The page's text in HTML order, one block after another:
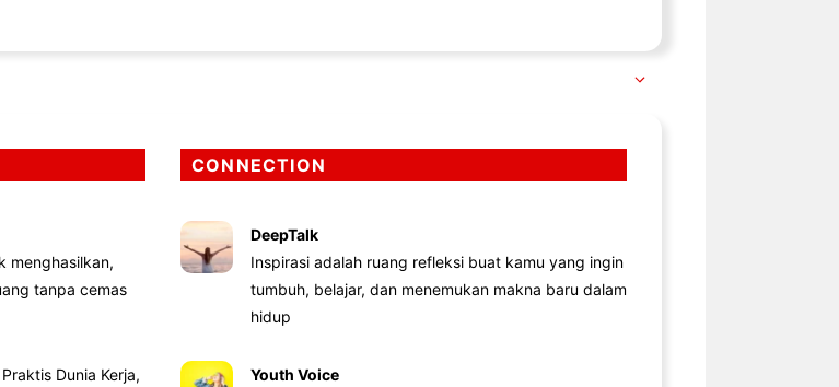
menghasilkan,
tanpa cemas
Dunia Kerja,
CONNECTION
DeepTalk
Inspirasi adalah ruang refleksi buat kamu yang ingin
tumbuh, belajar, dan menemukan makna baru dalam
hidup
Youth Voice